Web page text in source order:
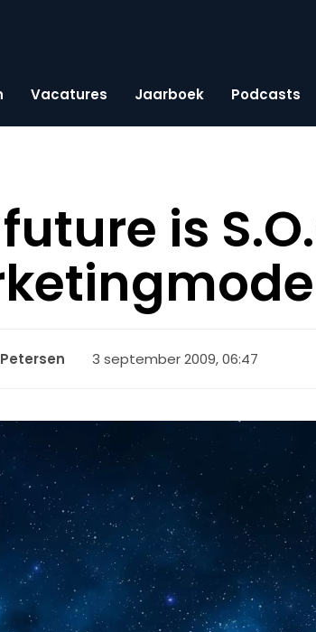
Vacatures Jaarboek Podcasts
is
3 september 2009, 06:47